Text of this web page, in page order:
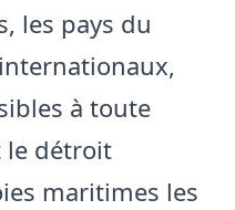
les pays du
à toute
le détroit
maritimes les